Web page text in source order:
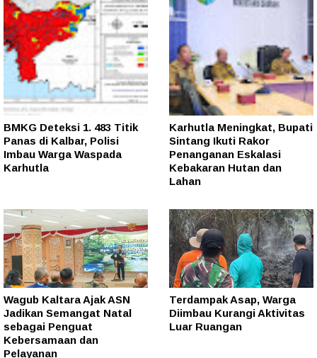
BMKG Deteksi 1. 483 Titik
Panas di Kalbar, Polisi
Imbau Warga Waspada
Karhutla
Karhutla Meningkat, Bupati
Sintang Ikuti Rakor
Penanganan Eskalasi
Kebakaran Hutan dan
Lahan
Wagub Kaltara Ajak ASN
Jadikan Semangat Natal
sebagai Penguat
Kebersamaan dan
Pelayanan
Terdampak Asap, Warga
Diimbau Kurangi Aktivitas
Luar Ruangan